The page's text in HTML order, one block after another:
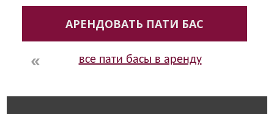
АРЕНДОВАТЬ ПАТИ БАС
все пати басы в аренду